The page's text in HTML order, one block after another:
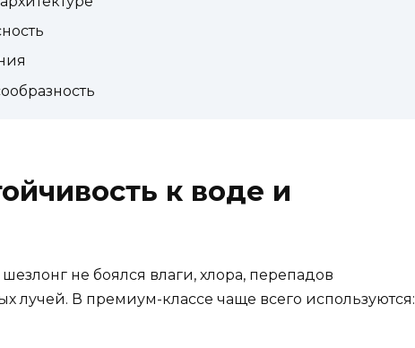
к воде и
не боялся влаги, хлора, перепадов
лучей. В премиум-классе чаще всего используются: